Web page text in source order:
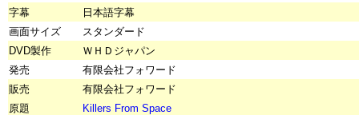
字幕
日本語字幕
画面サイズ
スタンダード
DVD製作
ＷＨＤジャパン
発売
有限会社フォワード
販売
有限会社フォワード
原題
Killers From Space